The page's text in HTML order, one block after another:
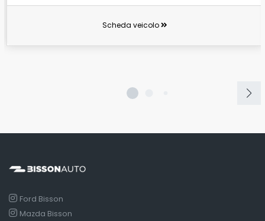
Scheda veicolo
Ford Bisson
Mazda Bisson